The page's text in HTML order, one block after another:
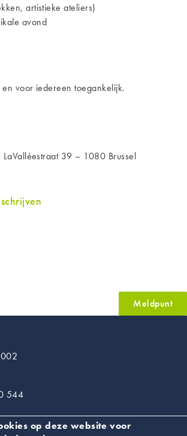
artistieke ateliers)
avond
voor iedereen toegankelijk.
LaValléestraat 39 – 1080 Brussel
Meldpunt
544
op deze website voor